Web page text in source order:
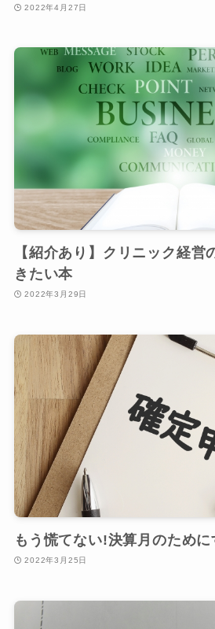
2022年4月27日
【紹介あり】クリニック経営
きたい本
2022年3月29日
もう慌てない!決算月のために
2022年3月25日